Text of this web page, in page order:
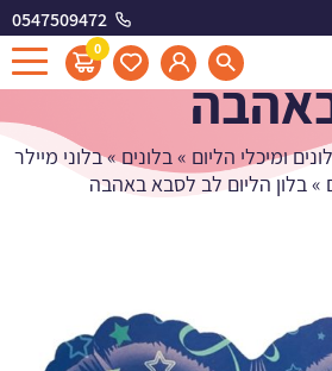
0547509472
0
לב לסבא
ומיכלי הליום »בלונים»בלוני מיילר
»בלון הליום לב לסבא באהבה